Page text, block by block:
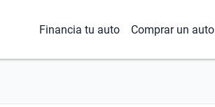
Financia tu auto Comprar un auto